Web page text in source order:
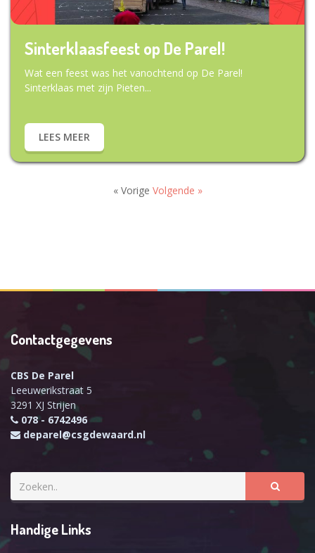
Sinterklaasfeest op De Parel!
Wat een feest was het vanochtend op De Parel!
Sinterklaas met zijn Pieten...
LEES MEER
« Vorige Volgende »
Contactgegevens
CBS De Parel
Leeuwerikstraat 5
3291 XJ Strijen
078 - 6742496
deparel@csgdewaard.nl
Handige Links